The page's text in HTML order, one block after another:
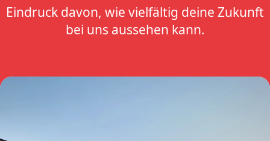
Eindruck davon, wie vielfältig deine Zukunft
bei uns aussehen kann.